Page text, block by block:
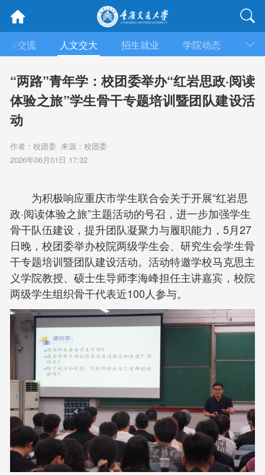
作交流 人文交大 招生就业 学院动态 信
“两路”青年学：校团委举办“红岩思政·阅读
体验之旅”学生骨干专题培训暨团队建设活
动
作者：校团委 来源：校团委
2026年06月01日 17:32
为积极响应重庆市学生联合会关于开展“红岩思
政·阅读体验之旅”主题活动的号召，进一步加强学生
骨干队伍建设，提升团队凝聚力与履职能力，5月27
日晚，校团委举办校院两级学生会、研究生会学生骨
干专题培训暨团队建设活动。活动特邀学校马克思主
义学院教授、硕士生导师李海峰担任主讲嘉宾，校院
两级学生组织骨干代表近100人参与。